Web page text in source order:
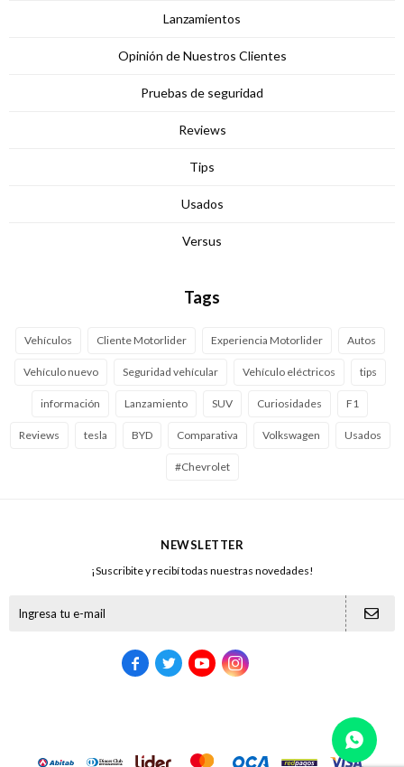
Lanzamientos
Opinión de Nuestros Clientes
Pruebas de seguridad
Reviews
Tips
Usados
Versus
Tags
Vehículos Cliente Motorlider Experiencia Motorlider Autos
Vehículo nuevo Seguridad vehícular Vehículo eléctricos tips
información Lanzamiento SUV Curiosidades F1
Reviews tesla BYD Comparativa Volkswagen Usados
#Chevrolet
NEWSLETTER
¡Suscribite y recibí todas nuestras novedades!
   